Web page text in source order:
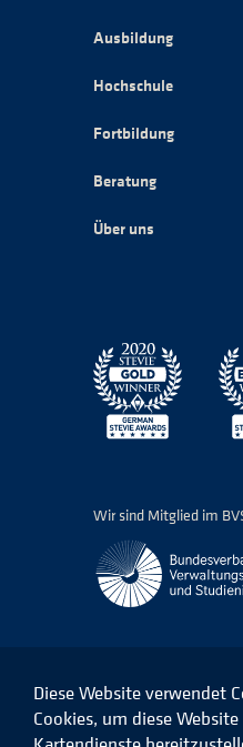
Ausbildung
Hochschule
Fortbildung
Beratung
Über uns
Wir sind Mitglied im
Diese Website verwendet
Cookies, um diese